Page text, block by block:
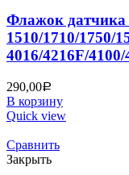
Флажок датчика
1510/1710/1750/
4016/4216F/
290,00Р
В корзину
Quick view
Сравнить
Закрыть